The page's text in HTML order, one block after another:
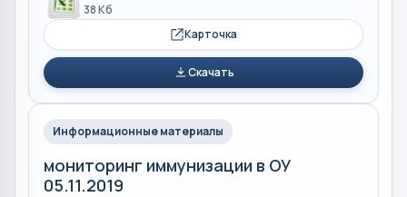
38 Кб
Карточка
Скачать
Информационные материалы
мониторинг иммунизации в ОУ
05.11.2019